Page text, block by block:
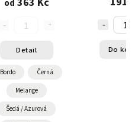
od
Detail
Bordo Černá
Melange
Šedá / Azurová
Do